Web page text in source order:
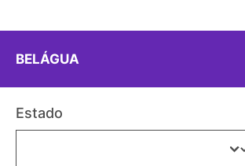
BELÁGUA
Estado